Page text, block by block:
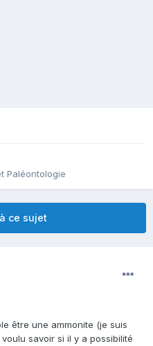
Paléontologie
ce sujet
être une ammonite (je suis
savoir si il y a possibilité